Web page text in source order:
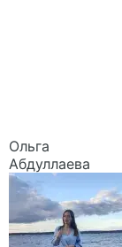
Ольга
Абдуллаева